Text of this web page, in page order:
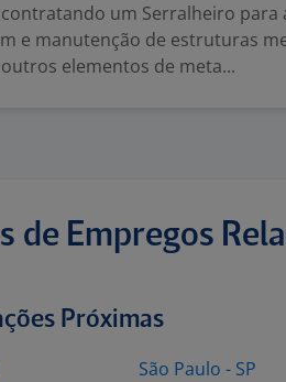
um Serralheiro para
e manutenção de estruturas
elementos de meta...
de Empregos
Próximas
São Paulo - SP